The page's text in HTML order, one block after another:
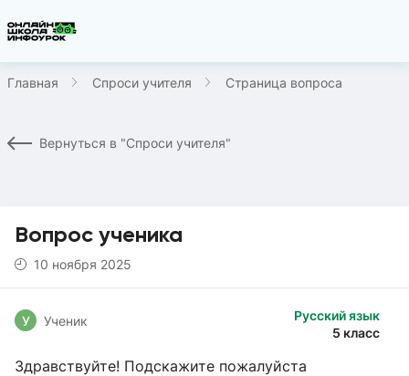
Главная Спроси учителя Страница вопроса
Вернуться в "Спроси учителя"
Вопрос ученика
10 ноября 2025
Русский язык
5 класс
У Ученик
Здравствуйте! Подскажите пожалуйста